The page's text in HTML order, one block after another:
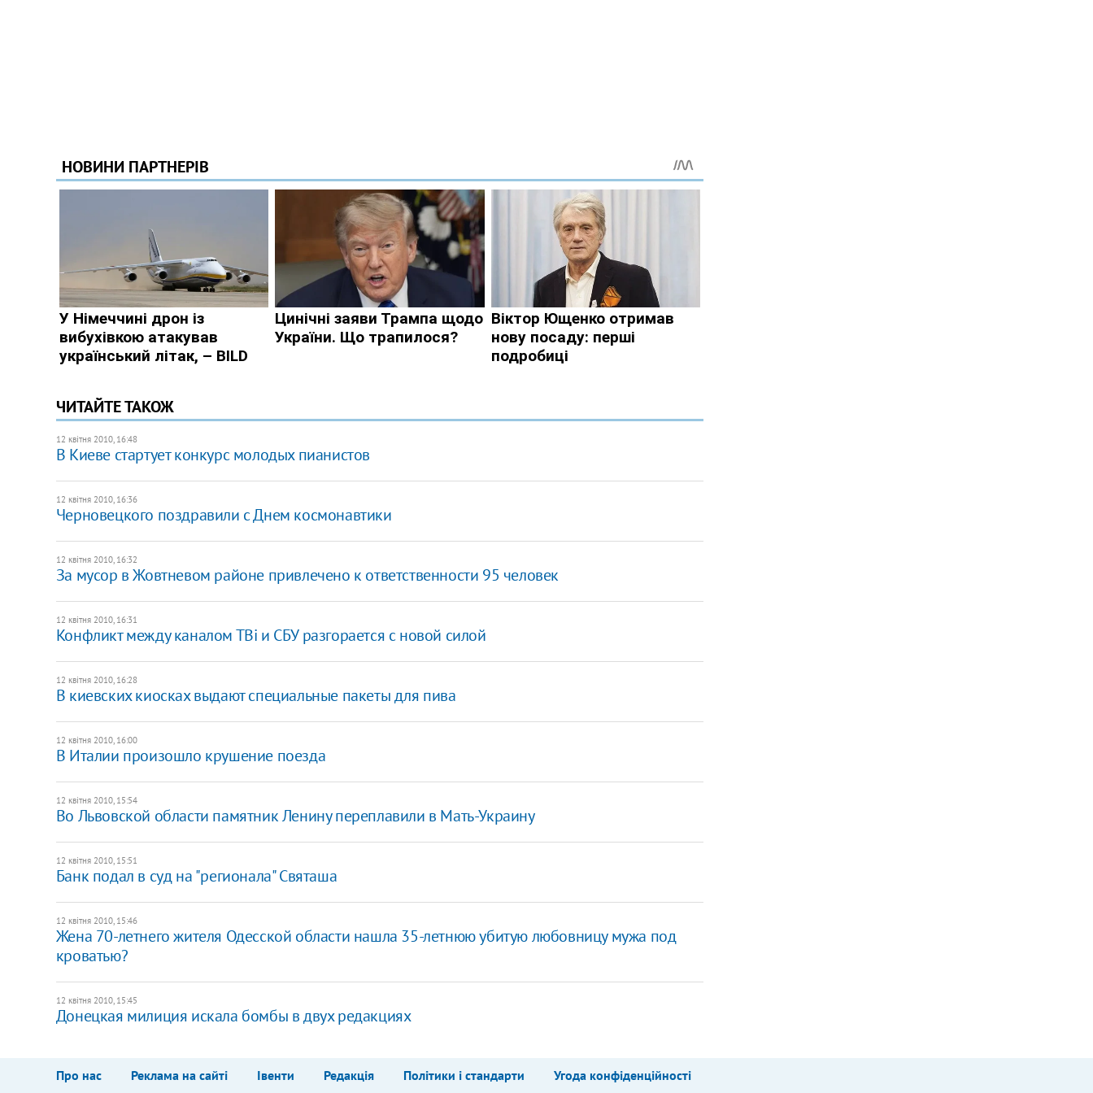
ЧИТАЙТЕ ТАКОЖ
12 квітня 2010, 16:48
В Киеве стартует конкурс молодых пианистов
12 квітня 2010, 16:36
Черновецкого поздравили с Днем космонавтики
12 квітня 2010, 16:32
За мусор в Жовтневом районе привлечено к ответственности 95 человек
12 квітня 2010, 16:31
Конфликт между каналом ТВi и СБУ разгорается с новой силой
12 квітня 2010, 16:28
В киевских киосках выдают специальные пакеты для пива
12 квітня 2010, 16:00
В Италии произошло крушение поезда
12 квітня 2010, 15:54
Во Львовской области памятник Ленину переплавили в Мать-Украину
12 квітня 2010, 15:51
Банк подал в суд на "регионала" Святаша
12 квітня 2010, 15:46
Жена 70-летнего жителя Одесской области нашла 35-летнюю убитую любовницу мужа под
кроватью?
12 квітня 2010, 15:45
Донецкая милиция искала бомбы в двух редакциях
Про нас Реклама на сайті Івенти Редакція Політики і стандарти Угода конфіденційності